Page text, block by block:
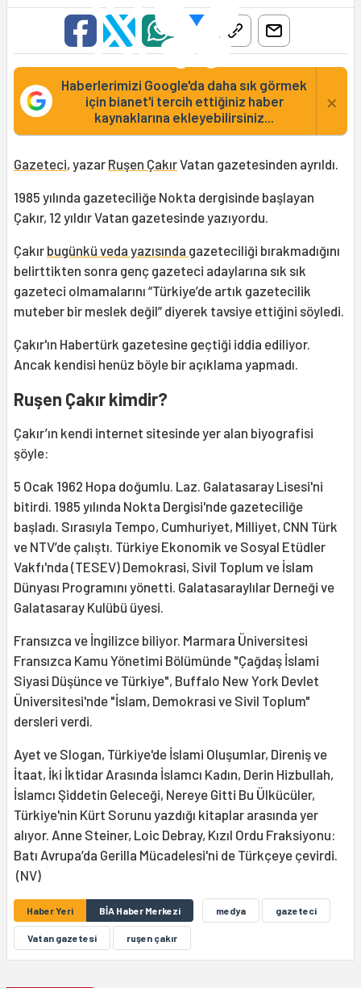
Haberlerimizi Google'da daha sık görmek
için bianet'i tercih ettiğiniz haber
kaynaklarına ekleyebilirsiniz...
×
Gazeteci, yazar Ruşen ÇakırVatan gazetesinden ayrıldı.
1985 yılında gazeteciliğe Nokta dergisinde başlayan
Çakır, 12 yıldır Vatan gazetesinde yazıyordu.
Çakır bugünkü veda yazısında gazeteciliği bırakmadığını
belirttikten sonra genç gazeteci adaylarına sık sık
gazeteci olmamalarını “Türkiye’de artık gazetecilik
muteber bir meslek değil” diyerek tavsiye ettiğini söyledi.
Çakır'ın Habertürk gazetesine geçtiği iddia ediliyor.
Ancak kendisi henüz böyle bir açıklama yapmadı.
Ruşen Çakır kimdir?
Çakır’ın kendi internet sitesinde yer alan biyografisi
şöyle:
5 Ocak 1962 Hopa doğumlu. Laz. Galatasaray Lisesi'ni
bitirdi. 1985 yılında Nokta Dergisi'nde gazeteciliğe
başladı. Sırasıyla Tempo, Cumhuriyet, Milliyet, CNN Türk
ve NTV’de çalıştı. Türkiye Ekonomik ve Sosyal Etüdler
Vakfı'nda (TESEV) Demokrasi, Sivil Toplum ve İslam
Dünyası Programını yönetti. Galatasaraylılar Derneği ve
Galatasaray Kulübü üyesi.
Fransızca ve İngilizce biliyor. Marmara Üniversitesi
Fransızca Kamu Yönetimi Bölümünde "Çağdaş İslami
Siyasi Düşünce ve Türkiye", Buffalo New York Devlet
Üniversitesi'nde "İslam, Demokrasi ve Sivil Toplum"
dersleri verdi.
Ayet ve Slogan, Türkiye'de İslami Oluşumlar, Direniş ve
İtaat, İki İktidar Arasında İslamcı Kadın, Derin Hizbullah,
İslamcı Şiddetin Geleceği, Nereye Gitti Bu Ülkücüler,
Türkiye'nin Kürt Sorunu yazdığı kitaplar arasında yer
alıyor. Anne Steiner, Loic Debray, Kızıl Ordu Fraksiyonu:
Batı Avrupa’da Gerilla Mücadelesi'ni de Türkçeye çevirdi.
(NV)
Haber Yeri BİA Haber Merkezi medya gazeteci
Vatan gazetesi ruşen çakır